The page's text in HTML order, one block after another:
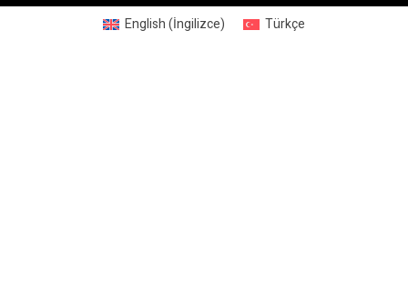
English(İngilizce) Türkçe